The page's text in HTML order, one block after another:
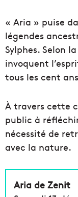
« Aria » puise
légendes
Sylphes. Selon
invoquent
tous les cent
À travers cette
public à
nécessité de
avec la nature.
Aria de Zenit